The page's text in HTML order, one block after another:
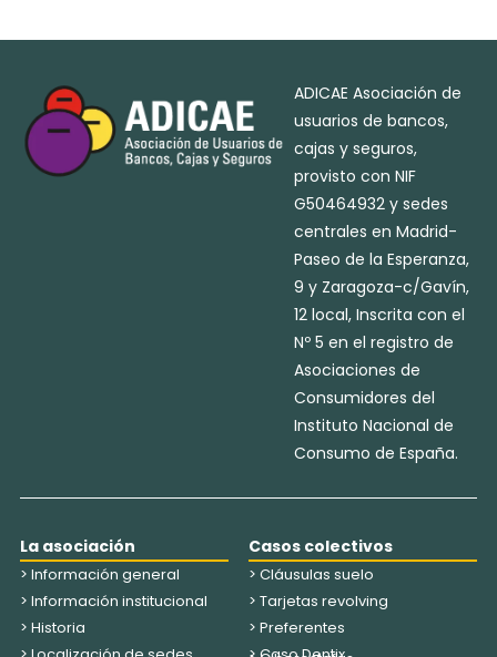
ADICAE Asociación de
usuarios de bancos,
cajas y seguros,
provisto con NIF
G50464932 y sedes
centrales en Madrid-
Paseo de la Esperanza,
9 y Zaragoza-c/Gavín,
12 local, Inscrita con el
Nº 5 en el registro de
Asociaciones de
Consumidores del
Instituto Nacional de
Consumo de España.
La asociación
> Información general
> Información institucional
> Historia
Casos colectivos
> Cláusulas suelo
> Tarjetas revolving
> Preferentes